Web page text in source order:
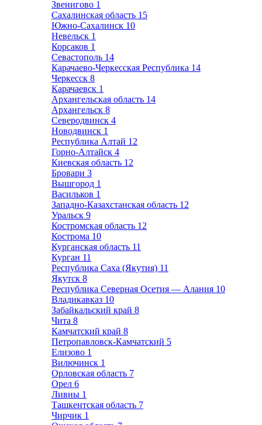
Звенигово 1
Сахалинская область 15
Южно-Сахалинск 10
Невельск 1
Корсаков 1
Севастополь 14
Карачаево-Черкесская Республика 14
Черкесск 8
Карачаевск 1
Архангельская область 14
Архангельск 8
Северодвинск 4
Новодвинск 1
Республика Алтай 12
Горно-Алтайск 4
Киевская область 12
Бровари 3
Вышгород 1
Васильков 1
Западно-Казахстанская область 12
Уральск 9
Костромская область 12
Кострома 10
Курганская область 11
Курган 11
Республика Саха (Якутия) 11
Якутск 8
Республика Северная Осетия — Алания 10
Владикавказ 10
Забайкальский край 8
Чита 8
Камчатский край 8
Петропавловск-Камчатский 5
Елизово 1
Вилючинск 1
Орловская область 7
Орел 6
Ливны 1
Ташкентская область 7
Чирчик 1